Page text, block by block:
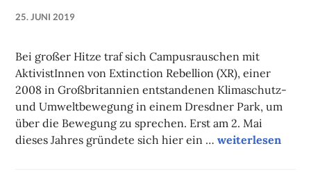
25. JUNI 2019
Bei großer Hitze traf sich Campusrauschen mit
AktivistInnen von Extinction Rebellion (XR), einer
2008 in Großbritannien entstandenen Klimaschutz-
und Umweltbewegung in einem Dresdner Park, um
über die Bewegung zu sprechen. Erst am 2. Mai
dieses Jahres gründete sich hier ein …Rebellion gegen
weiterlesen